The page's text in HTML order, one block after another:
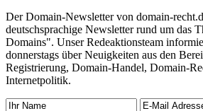
Der Domain-Newsletter von domain-
deutschsprachige Newsletter rund um das
Domains". Unser Redeaktionsteam
donnerstags über Neuigkeiten aus den
Registrierung, Domain-Handel, Domain-
Internetpolitik.